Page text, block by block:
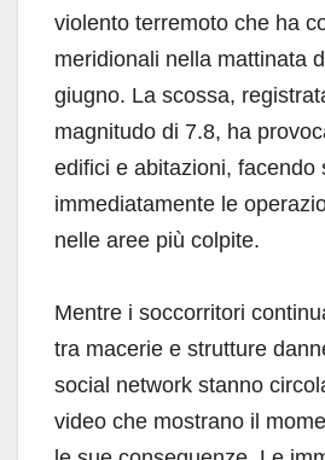
violento terremoto che ha
meridionali nella mattinata
giugno. La scossa,
magnitudo di 7.8, ha
edifici e abitazioni, facendo
immediatamente le
nelle aree più colpite.
Mentre i soccorritori
tra macerie e strutture
social network stanno
video che mostrano il